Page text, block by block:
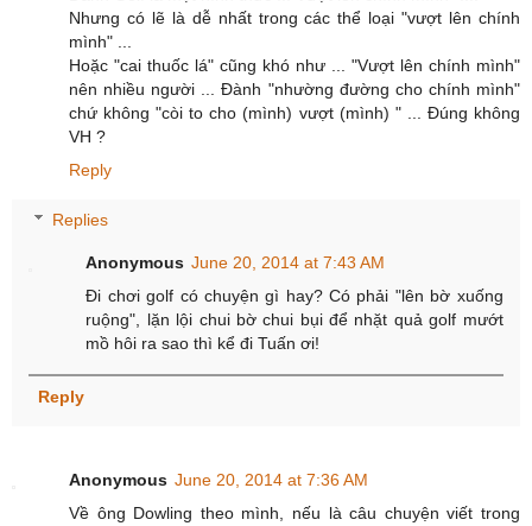
Nhưng có lẽ là dễ nhất trong các thể loại "vượt lên chính
mình" ...
Hoặc "cai thuốc lá" cũng khó như ... "Vượt lên chính mình"
nên nhiều người ... Đành "nhường đường cho chính mình"
chứ không "còi to cho (mình) vượt (mình) " ... Đúng không
VH ?
Reply
Replies
Anonymous June 20, 2014 at 7:43 AM
Đi chơi golf có chuyện gì hay? Có phải "lên bờ xuống
ruộng", lặn lội chui bờ chui bụi để nhặt quả golf mướt
mồ hôi ra sao thì kể đi Tuấn ơi!
Reply
Anonymous June 20, 2014 at 7:36 AM
Về ông Dowling theo mình, nếu là câu chuyện viết trong